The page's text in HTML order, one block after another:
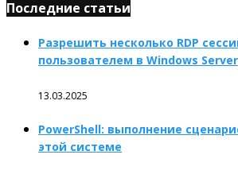
Последние статьи
Разрешить несколько RDP
пользователем в Windows Server
13.03.2025
PowerShell: выполнение
этой системе